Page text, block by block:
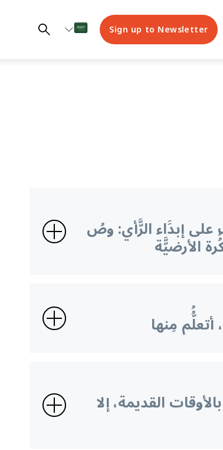
Sign up to Newsletter
إبدََاء الرَّّأي: وصُ
الأرضيَّّة
مِنها
القديمة، إلا